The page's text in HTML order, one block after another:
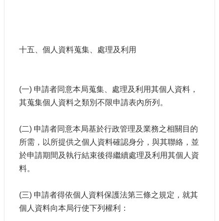
十五、個人資料蒐集、處理及利用
(一) 申請者同意本局蒐集、處理及利用其個人資料，
其蒐集個人資料之類別不限申請表內所列。
(二) 申請者同意本局基於行政管理及業務之相關目的
所需，以所提供之個人資料確認身分，與其聯絡，並
於申請期間及執行結束後得繼續處理及利用其個人資
料。
(三) 申請者得依個人資料保護法第三條之規定，就其
個人資料向本局行使下列權利：